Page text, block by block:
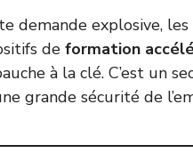
demande explosive,
de formation
à la clé. C’est un
grande sécurité de